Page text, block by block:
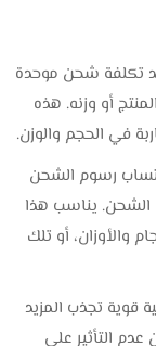
تكلفة شحن موحدة
أو وزنه. هذه
في الحجم والوزن.
رسوم الشحن
الشحن. يناسب هذا
والأوزان، أو تلك
قوية تجذب المزيد
التأثير على